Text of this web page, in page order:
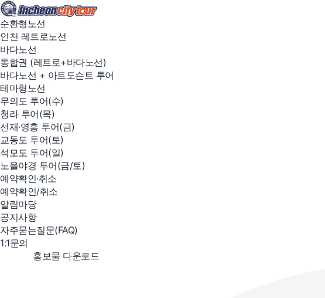
순환형노선
인천 레트로노선
바다노선
통합권 (레트로+바다노선)
바다노선 + 아트도슨트 투어
테마형노선
무의도 투어(수)
청라 투어(목)
선재·영흥 투어(금)
교동도 투어(토)
석모도 투어(일)
노을야경 투어(금/토)
예약확인·취소
예약확인/취소
알림마당
공지사항
자주묻는질문(FAQ)
1:1문의
file_save홍보물 다운로드